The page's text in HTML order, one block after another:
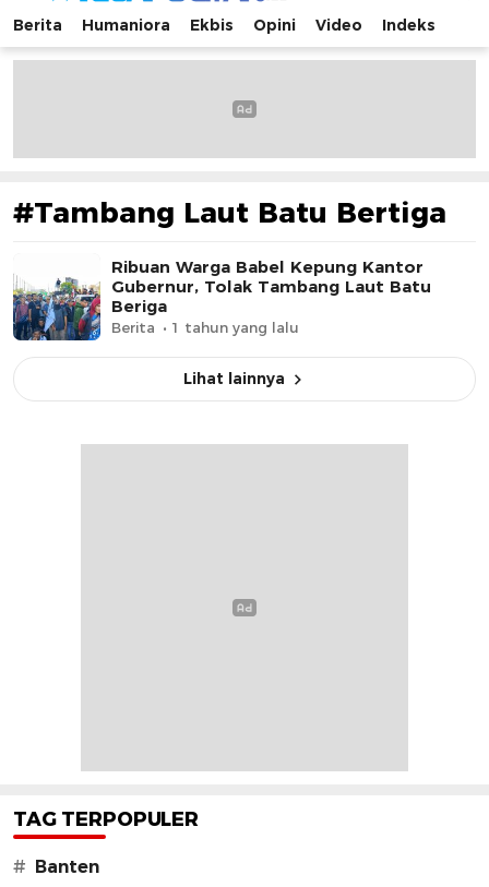
Megapolitan.co
Menyajikan berita-berita fakta bagi pembaca
Berita Humaniora Ekbis Opini Video Indeks
#Tambang Laut Batu Bertiga
Ribuan Warga Babel Kepung Kantor
Gubernur, Tolak Tambang Laut Batu
Beriga
Berita 1 tahun yang lalu
Lihat lainnya
TAG TERPOPULER
# Banten